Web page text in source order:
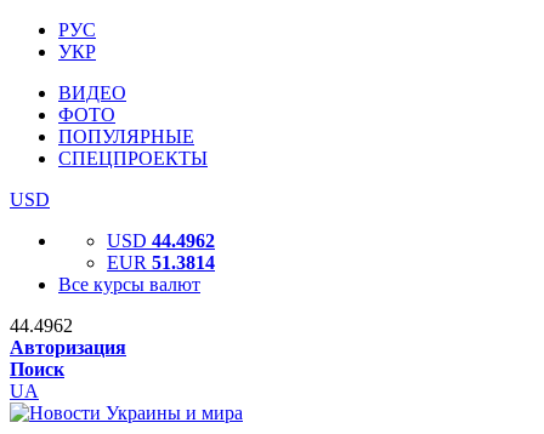
РУС
УКР
ВИДЕО
ФОТО
ПОПУЛЯРНЫЕ
СПЕЦПРОЕКТЫ
USD
USD 44.4962
EUR 51.3814
Все курсы валют
44.4962
Авторизация
Поиск
UA